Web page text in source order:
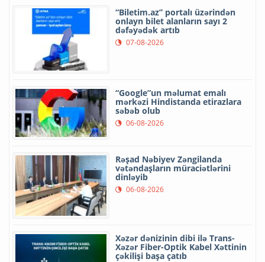
“Biletim.az” portalı üzərindən
onlayn bilet alanların sayı 2
dəfəyədək artıb
07-08-2026
“Google”un məlumat emalı
mərkəzi Hindistanda etirazlara
səbəb olub
06-08-2026
Rəşad Nəbiyev Zəngilanda
vətəndaşların müraciətlərini
dinləyib
06-08-2026
Xəzər dənizinin dibi ilə Trans-
Xəzər Fiber-Optik Kabel Xəttinin
çəkilişi başa çatıb